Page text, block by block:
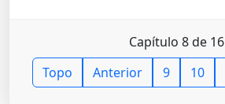
Capítulo 8 de 16
Topo
Anterior 9 10